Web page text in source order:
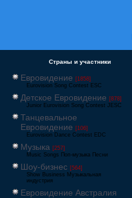
Страны и участники
Евровидение [1858]
Eurovision Song Contest ESC
Детское Евровидение [878]
Junior Eurovision Song Contest JESC
Танцевальное
Евровидение [106]
Eurovision Dance Contest EDC
Музыка [257]
Music Songs Поп-музыка Песни
Шоу-бизнес [564]
Show Business Музыкальная
индустрия
Евровидение Австралия